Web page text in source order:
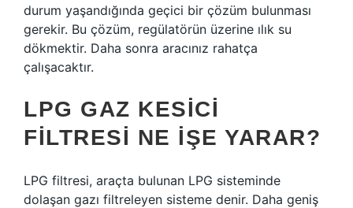
durum yaşandığında geçici bir çözüm bulunması
gerekir. Bu çözüm, regülatörün üzerine ılık su
dökmektir. Daha sonra aracınız rahatça
çalışacaktır.
LPG GAZ KESICI
FILTRESI NE IŞE YARAR?
LPG filtresi, araçta bulunan LPG sisteminde
dolaşan gazı filtreleyen sisteme denir. Daha geniş